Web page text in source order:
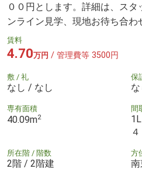
００円とします。詳細は、ス
ンライン見学、現地お待ち合わ
賃料
4.70万円 / 管理費等 3500円
敷 / 礼
なし / なし
保
な
専有面積
40.09m2
間
所在階 / 階数
2階 / 2階建
方
南